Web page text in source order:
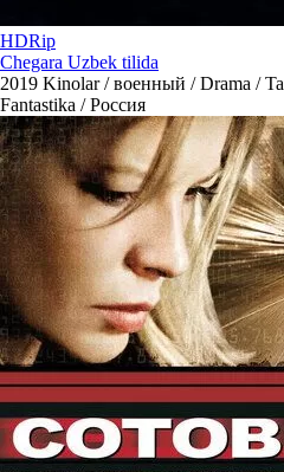
HDRip
Chegara Uzbek tilida
2019 Kinolar / военный / Drama /
Fantastika / Россия